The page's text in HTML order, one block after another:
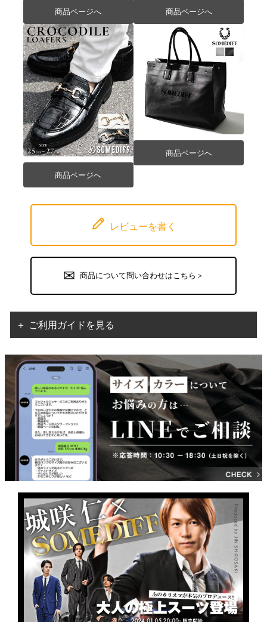
商品ページへ 商品ページへ
商品ページへ
商品ページへ
レビューを書く
商品について問い合わせはこちら＞
＋ ご利用ガイドを見る